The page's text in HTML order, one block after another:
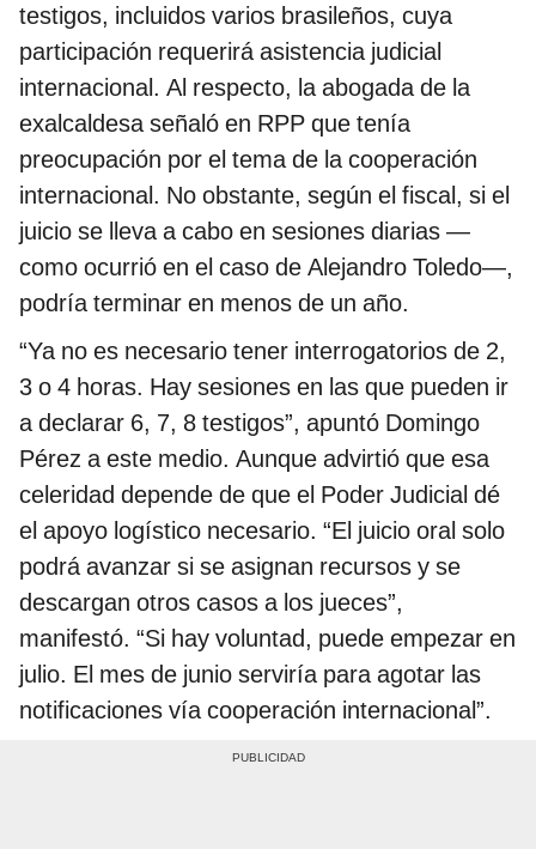
testigos, incluidos varios brasileños, cuya
participación requerirá asistencia judicial
internacional. Al respecto, la abogada de la
exalcaldesa señaló en RPP que tenía
preocupación por el tema de la cooperación
internacional. No obstante, según el fiscal, si el
juicio se lleva a cabo en sesiones diarias —
como ocurrió en el caso de Alejandro Toledo—,
podría terminar en menos de un año.
“Ya no es necesario tener interrogatorios de 2,
3 o 4 horas. Hay sesiones en las que pueden ir
a declarar 6, 7, 8 testigos”, apuntó Domingo
Pérez a este medio. Aunque advirtió que esa
celeridad depende de que el Poder Judicial dé
el apoyo logístico necesario. “El juicio oral solo
podrá avanzar si se asignan recursos y se
descargan otros casos a los jueces”,
manifestó. “Si hay voluntad, puede empezar en
julio. El mes de junio serviría para agotar las
notificaciones vía cooperación internacional”.